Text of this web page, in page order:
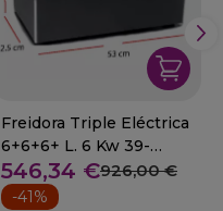
Freidora Triple Eléctrica
6+6+6+ L. 6 Kw 39-
F6/4X3
546,34 €926,00 €
-41%